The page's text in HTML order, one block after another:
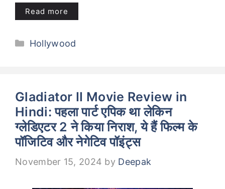
Read more
Categories
Hollywood
Gladiator II Movie Review in
Hindi: पहला पार्ट एपिक था लेकिन
ग्लेडिएटर 2 ने किया निराश, ये हैं फिल्म के
पॉजिटिव और नेगेटिव पॉइंट्स
November 15, 2024 by Deepak